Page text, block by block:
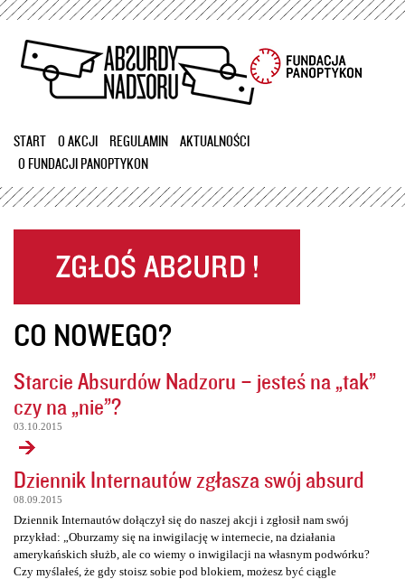
Przejdź
treści
START O AKCJI REGULAMIN
AKTUALNOŚCI
O FUNDACJI PANOPTYKON
CO NOWEGO?
Starcie Absurdów Nadzoru – jesteś na „tak”
czy na „nie”?
03.10.2015
Dziennik Internautów zgłasza swój absurd
08.09.2015
Dziennik Internautów dołączył się do naszej akcji i zgłosił nam swój
przykład: „Oburzamy się na inwigilację w internecie, na działania
amerykańskich służb, ale co wiemy o inwigilacji na własnym podwórku?
Czy myślałeś, że gdy stoisz sobie pod blokiem, możesz być ciągle